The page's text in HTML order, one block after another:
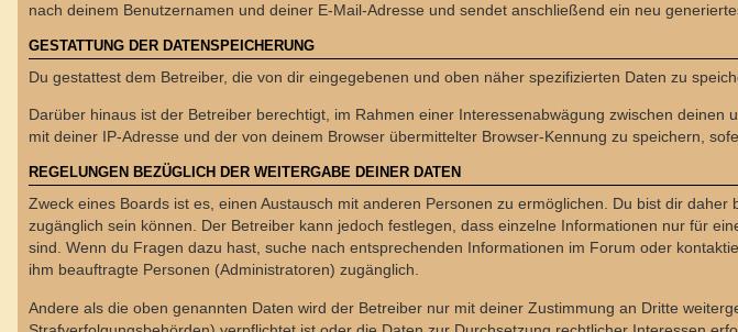
nach deinem Benutzernamen und deiner E-Mail-Adresse und sendet anschließend ein neu
GESTATTUNG DER DATENSPEICHERUNG
Du gestattest dem Betreiber, die von dir eingegebenen und oben näher spezifizierten Daten zu
Darüber hinaus ist der Betreiber berechtigt, im Rahmen einer Interessenabwägung zwischen
mit deiner IP-Adresse und der von deinem Browser übermittelter Browser-Kennung zu speichern,
REGELUNGEN BEZÜGLICH DER WEITERGABE DEINER DATEN
Zweck eines Boards ist es, einen Austausch mit anderen Personen zu ermöglichen. Du bist dir
zugänglich sein können. Der Betreiber kann jedoch festlegen, dass einzelne Informationen nur für
sind. Wenn du Fragen dazu hast, suche nach entsprechenden Informationen im Forum oder
ihm beauftragte Personen (Administratoren) zugänglich.
Andere als die oben genannten Daten wird der Betreiber nur mit deiner Zustimmung an Dritte